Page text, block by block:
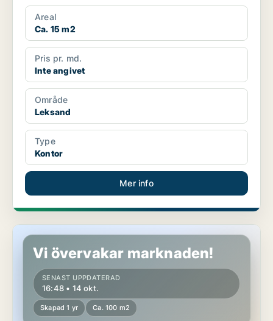
Areal
Ca. 15 m2
Pris pr. md.
Inte angivet
Område
Leksand
Type
Kontor
Mer info
Kontor i Leksand
Vi övervakar marknaden!
SENAST UPPDATERAD
16:48 • 14 okt.
Skapad 1 yr Ca. 100 m2